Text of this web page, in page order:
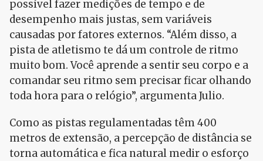
possível fazer medições de tempo e de
desempenho mais justas, sem variáveis
causadas por fatores externos. “Além disso, a
pista de atletismo te dá um controle de ritmo
muito bom. Você aprende a sentir seu corpo e a
comandar seu ritmo sem precisar ficar olhando
toda hora para o relógio”, argumenta Julio.
Como as pistas regulamentadas têm 400
metros de extensão, a percepção de distância se
torna automática e fica natural medir o esforço